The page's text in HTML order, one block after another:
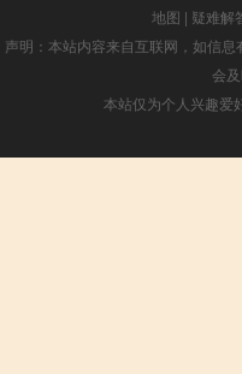
地图 | 疑难解
声明：本站内容来自互联网，如信
会
本站仅为个人兴趣爱